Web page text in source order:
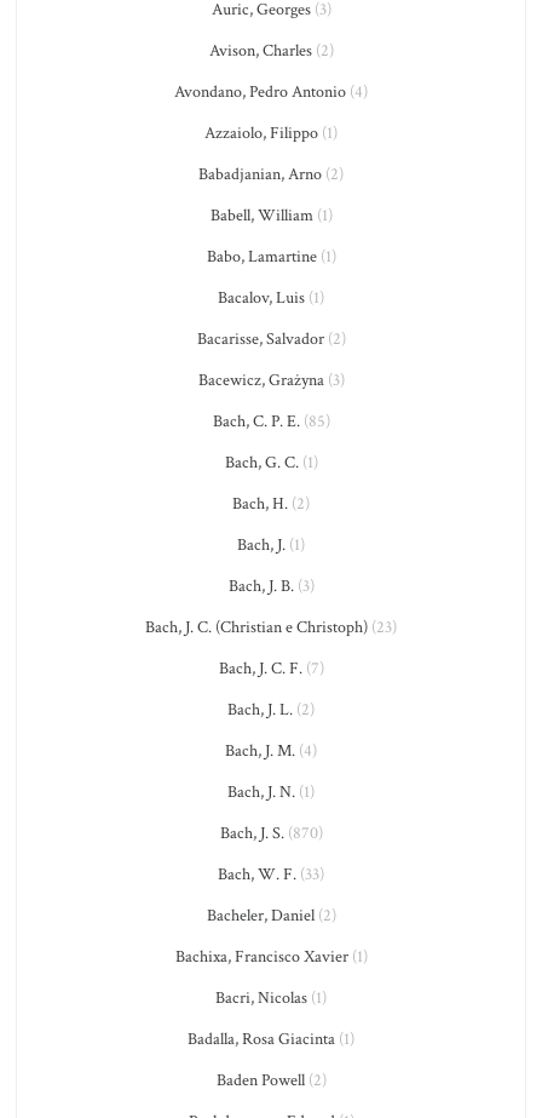
Auric, Georges(3)
Avison, Charles(2)
Avondano, Pedro Antonio (4)
Azzaiolo, Filippo (1)
Babadjanian, Arno (2)
Babell, William(1)
Babo, Lamartine(1)
Bacalov, Luis (1)
Bacarisse, Salvador(2)
Bacewicz, Grażyna(3)
Bach, C. P. E.(85)
Bach, G. C.(1)
Bach, H. (2)
Bach, J. (1)
Bach, J. B.(3)
Bach, J. C. (Christian e Christoph) (23)
Bach, J. C. F.(7)
Bach, J. L. (2)
Bach, J. M. (4)
Bach, J. N. (1)
Bach, J. S.(870)
Bach, W. F. (33)
Bacheler, Daniel(2)
Bachixa, Francisco Xavier(1)
Bacri, Nicolas (1)
Badalla, Rosa Giacinta (1)
Baden Powell(2)